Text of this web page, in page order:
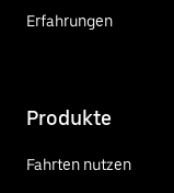
Erfahrungen
Produkte
Fahrten nutzen